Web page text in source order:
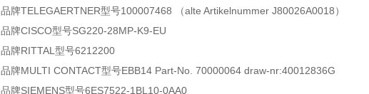
品牌TELEGAERTNER型号100007468 （alte Artikelnummer J80026A0018）
品牌CISCO型号SG220-28MP-K9-EU
品牌RITTAL型号6212200
品牌MULTI CONTACT型号EBB14 Part-No. 70000064 draw-nr:40012836G
品牌SIEMENS型号6ES7522-1BL10-0AA0